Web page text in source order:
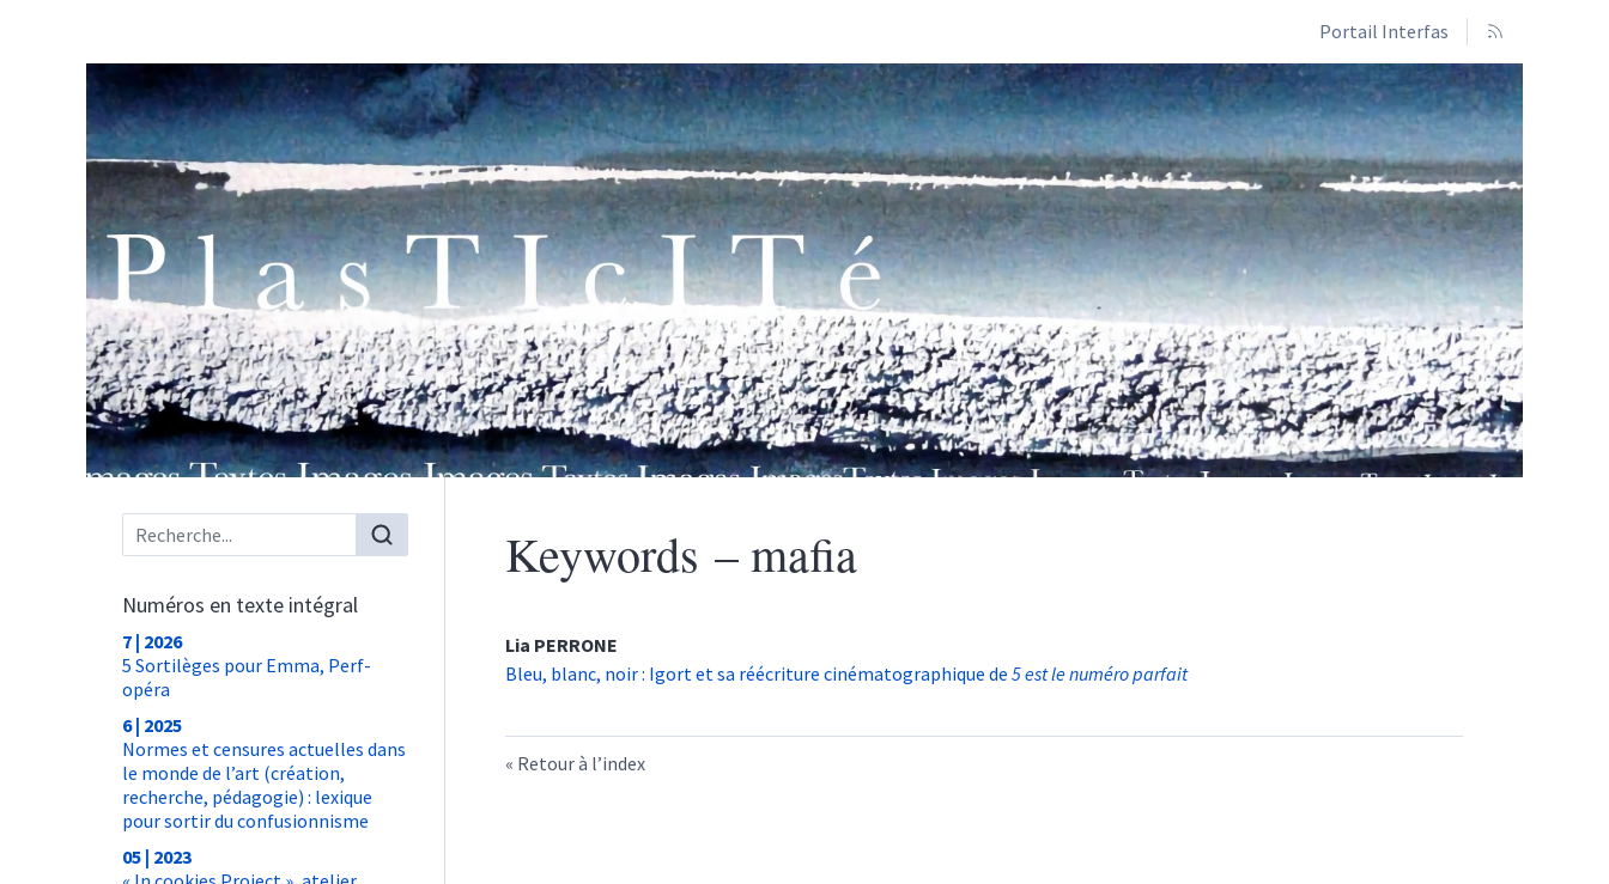
Portail Interfas
Menu principal
Numéros en texte intégral
7 | 2026
5 Sortilèges pour Emma, Perf-
opéra
6 | 2025
Normes et censures actuelles dans
le monde de l’art (création,
recherche, pédagogie) : lexique
pour sortir du confusionnisme
05 | 2023
Keywords – mafia
Lia PERRONE
Bleu, blanc, noir : Igort et sa réécriture cinématographique de 5 est le numéro parfait
Retour à l’index